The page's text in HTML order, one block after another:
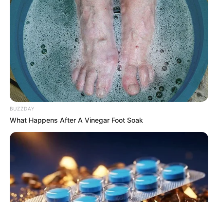
BUZZDAY
What Happens After A Vinegar Foot Soak